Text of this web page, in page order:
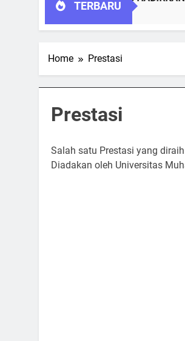
TERBARU
Home Prestasi
Prestasi
Salah satu Prestasi yang
Diadakan oleh Universitas